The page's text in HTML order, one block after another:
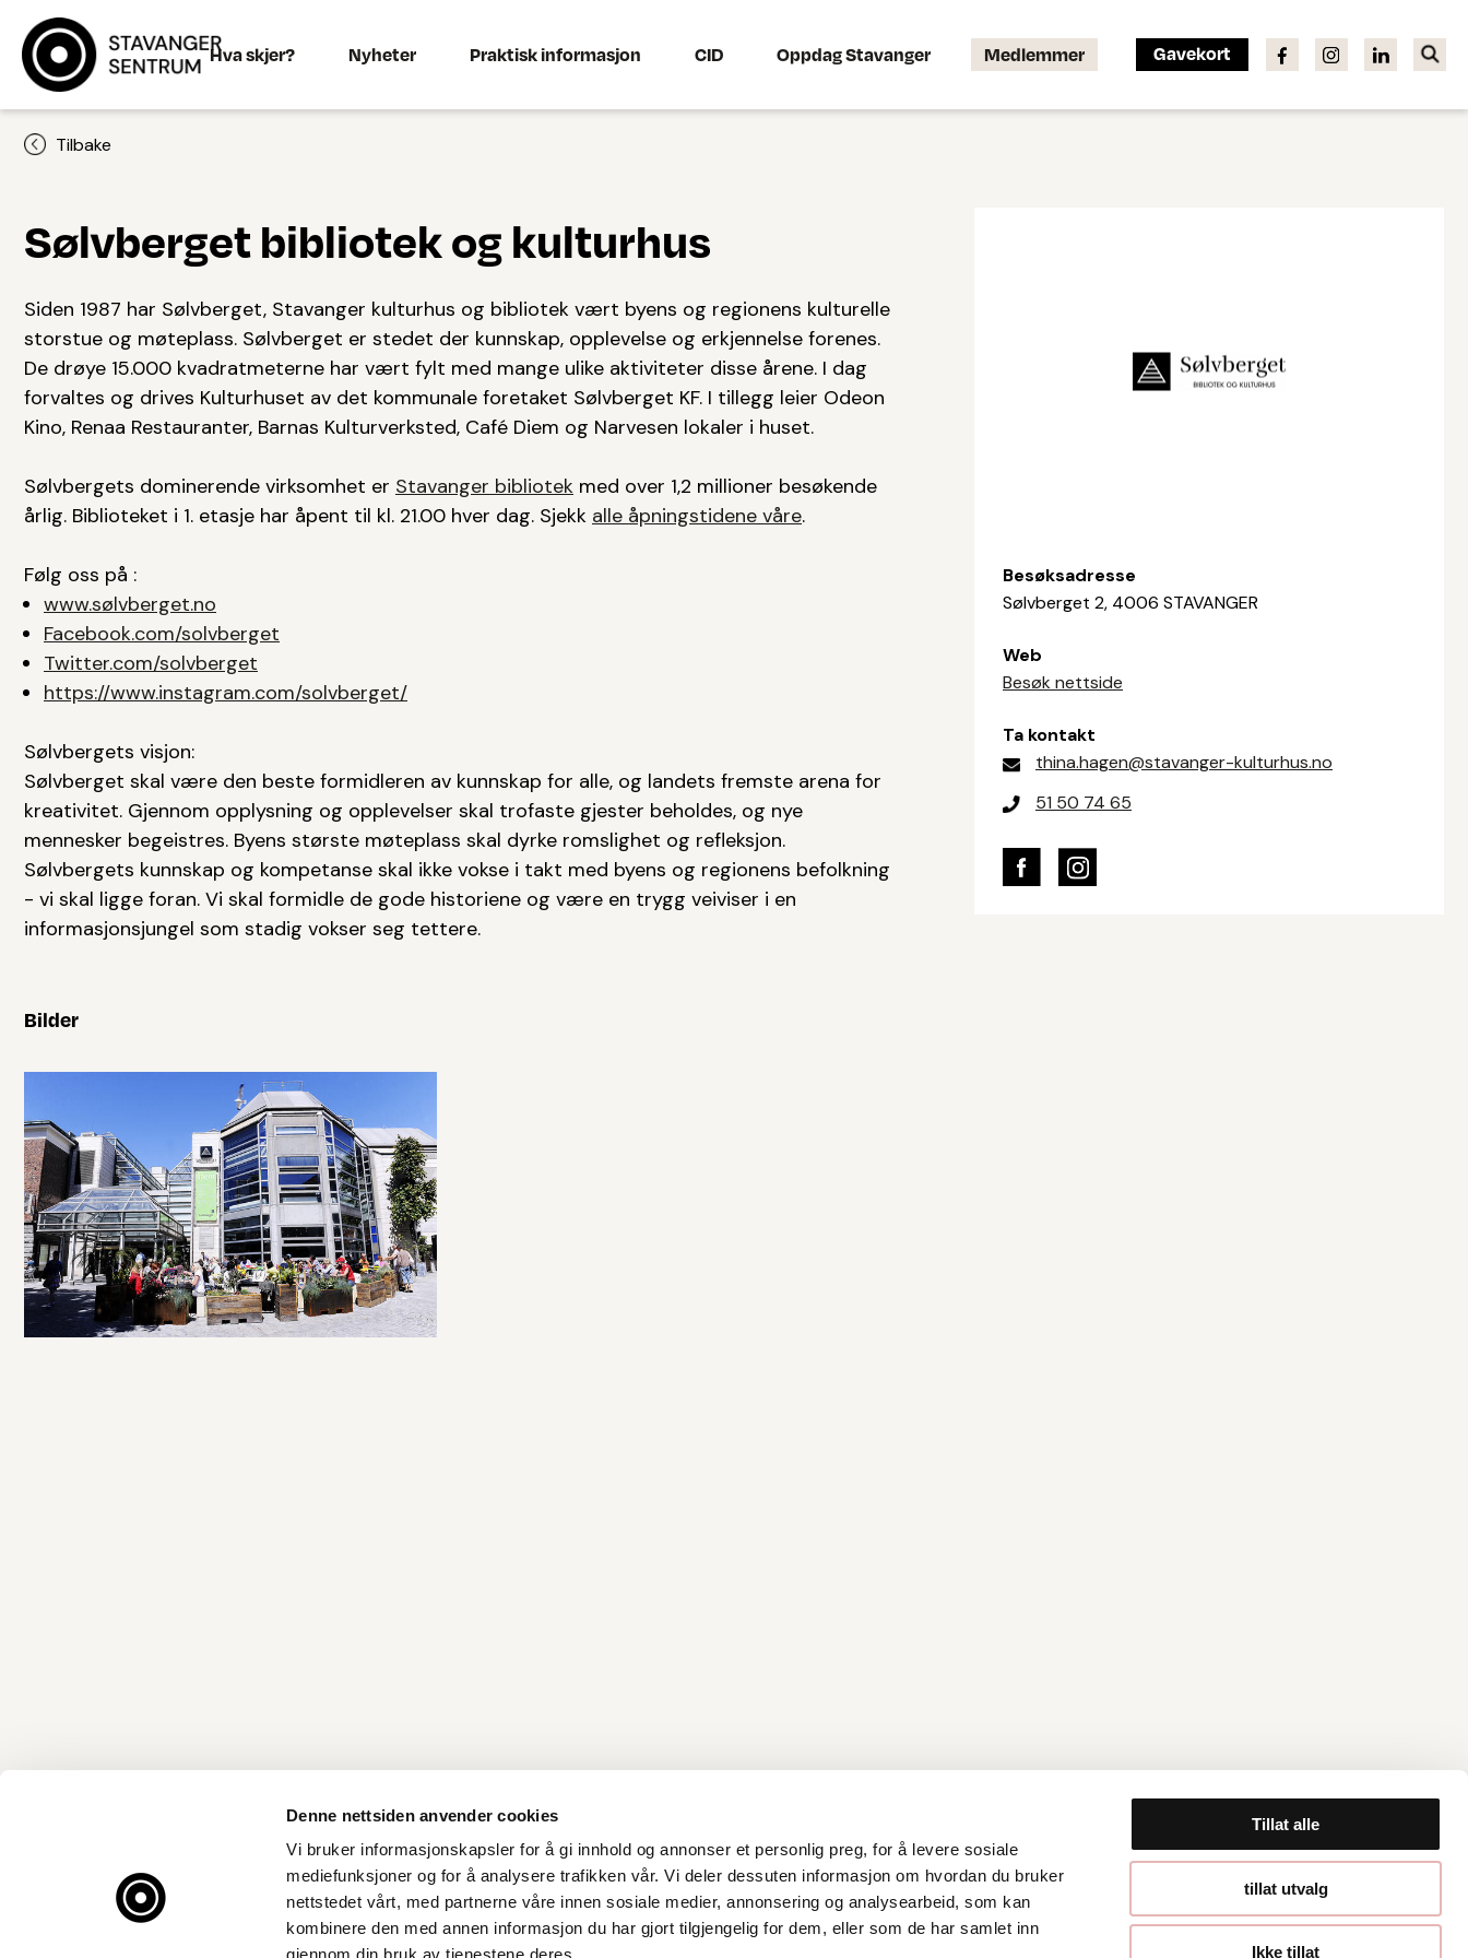
Denne nettsiden anvender cookies
Vi bruker informasjonskapsler for å gi innhold og annonser et personlig preg, for å levere sosiale
mediefunksjoner og for å analysere trafikken vår. Vi deler dessuten informasjon om hvordan du bruker
nettstedet vårt, med partnerne våre innen sosiale medier, annonsering og analysearbeid, som kan
kombinere den med annen informasjon du har gjort tilgjengelig for dem, eller som de har samlet inn
Tillat alle
tillat utvalg
Ikke tillat
Hva skjer? Nyheter Praktisk informasjon CID Oppdag Stavanger Medlemmer Gavekort
Tilbake
Sølvberget bibliotek og kulturhus
Siden 1987 har Sølvberget, Stavanger kulturhus og bibliotek vært byens og regionens kulturelle
storstue og møteplass. Sølvberget er stedet der kunnskap, opplevelse og erkjennelse forenes.
De drøye 15.000 kvadratmeterne har vært fylt med mange ulike aktiviteter disse årene. I dag
forvaltes og drives Kulturhuset av det kommunale foretaket Sølvberget KF. I tillegg leier Odeon
Kino, Renaa Restauranter, Barnas Kulturverksted, Café Diem og Narvesen lokaler i huset.
Sølvbergets dominerende virksomhet er Stavanger bibliotek med over 1,2 millioner besøkende
årlig. Biblioteket i 1. etasje har åpent til kl. 21.00 hver dag. Sjekk alle åpningstidene våre.
Følg oss på :
www.sølvberget.no
Facebook.com/solvberget
Twitter.com/solvberget
https://www.instagram.com/solvberget/
Sølvbergets visjon:
Sølvberget skal være den beste formidleren av kunnskap for alle, og landets fremste arena for
kreativitet. Gjennom opplysning og opplevelser skal trofaste gjester beholdes, og nye
mennesker begeistres. Byens største møteplass skal dyrke romslighet og refleksjon.
Sølvbergets kunnskap og kompetanse skal ikke vokse i takt med byens og regionens befolkning
- vi skal ligge foran. Vi skal formidle de gode historiene og være en trygg veiviser i en
informasjonsjungel som stadig vokser seg tettere.
Bilder
Besøksadresse
Sølvberget 2, 4006 STAVANGER
Web
Besøk nettside
Ta kontakt
thina.hagen@stavanger-kulturhus.no
51 50 74 65
Kontakt oss
Stavanger Sentrum AS
Åpningstider
Hverdager 10:00-